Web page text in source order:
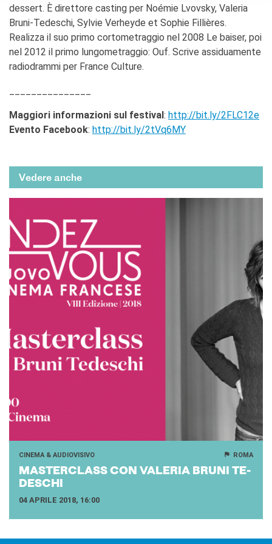
dessert. È direttore casting per Noémie Lvovsky, Valeria
Bruni-Tedeschi, Sylvie Verheyde et Sophie Fillières.
Realizza il suo primo cortometraggio nel 2008 Le baiser, poi
nel 2012 il primo lungometraggio: Ouf. Scrive assiduamente
radiodrammi per France Culture.
Maggiori informazioni sul festival: http://bit.ly/2FLC12e
Evento Facebook: http://bit.ly/2tVq6MY
Vedere anche
CINEMA & AUDIOVISIVO ROMA
MA­STER­CLASS CON VA­LE­RIA BRUNI TE­
DE­SCHI
04 APRILE 2018, 16:00